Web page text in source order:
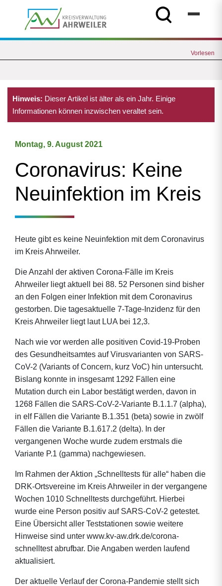
Vorlesen
Hinweis: Dieser Artikel ist älter als ein Jahr. Einige
Informationen können inzwischen veraltet sein.
Montag, 9. August 2021
Coronavirus: Keine
Neuinfektion im Kreis
Heute gibt es keine Neuinfektion mit dem Coronavirus
im Kreis Ahrweiler.
Die Anzahl der aktiven Corona-Fälle im Kreis
Ahrweiler liegt aktuell bei 88. 52 Personen sind bisher
an den Folgen einer Infektion mit dem Coronavirus
gestorben. Die tagesaktuelle 7-Tage-Inzidenz für den
Kreis Ahrweiler liegt laut LUA bei 12,3.
Nach wie vor werden alle positiven Covid-19-Proben
des Gesundheitsamtes auf Virusvarianten von SARS-
CoV-2 (Variants of Concern, kurz VoC) hin untersucht.
Bislang konnte in insgesamt 1292 Fällen eine
Mutation durch ein Labor bestätigt werden, davon in
1268 Fällen die SARS-CoV-2-Variante B.1.1.7 (alpha),
in elf Fällen die Variante B.1.351 (beta) sowie in zwölf
Fällen die Variante B.1.617.2 (delta). In der
vergangenen Woche wurde zudem erstmals die
Variante P.1 (gamma) nachgewiesen.
Im Rahmen der Aktion „Schnelltests für alle“ haben die
DRK-Ortsvereine im Kreis Ahrweiler in der vergangene
Wochen 1010 Schnelltests durchgeführt. Hierbei
wurde eine Person positiv auf SARS-CoV-2 getestet.
Eine Übersicht aller Teststationen sowie weitere
Hinweise sind unter www.kv-aw.drk.de/corona-
schnelltest abrufbar. Die Angaben werden laufend
aktualisiert.
Der aktuelle Verlauf der Corona-Pandemie stellt sich